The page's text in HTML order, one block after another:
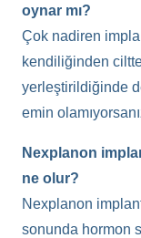
oynar mı?
Çok nadiren
kendiliğinden
yerleştirildiğinde
emin
Nexplanon
ne olur?
Nexplanon
sonunda hormon